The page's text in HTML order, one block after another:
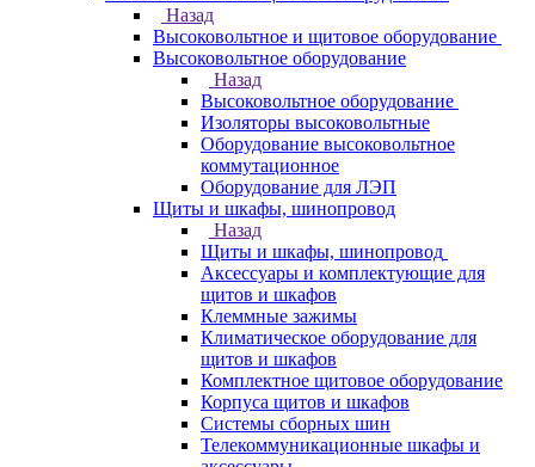
Назад
Высоковольтное и щитовое оборудование
Высоковольтное оборудование
Назад
Высоковольтное оборудование
Изоляторы высоковольтные
Оборудование высоковольтное
коммутационное
Оборудование для ЛЭП
Щиты и шкафы, шинопровод
Назад
Щиты и шкафы, шинопровод
Аксессуары и комплектующие для
щитов и шкафов
Клеммные зажимы
Климатическое оборудование для
щитов и шкафов
Комплектное щитовое оборудование
Корпуса щитов и шкафов
Системы сборных шин
Телекоммуникационные шкафы и